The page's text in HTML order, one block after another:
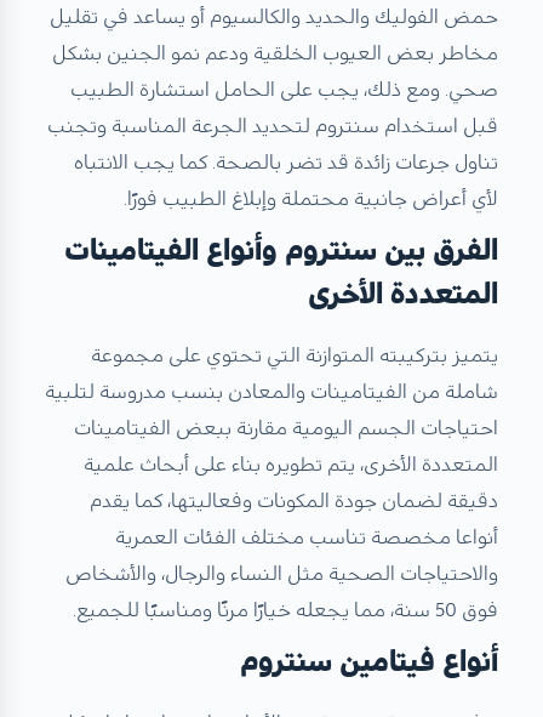
حمض الفوليك والحديد والكالسيوم أو يساعد في تقليل
مخاطر بعض العيوب الخلقية ودعم نمو الجنين بشكل
صحي. ومع ذلك، يجب على الحامل استشارة الطبيب
قبل استخدام سنتروم لتحديد الجرعة المناسبة وتجنب
تناول جرعات زائدة قد تضر بالصحة. كما يجب الانتباه
لأي أعراض جانبية محتملة وإبلاغ الطبيب فورًا.
الفرق بين سنتروم وأنواع الفيتامينات
المتعددة الأخرى
يتميز بتركيبته المتوازنة التي تحتوي على مجموعة
شاملة من الفيتامينات والمعادن بنسب مدروسة لتلبية
احتياجات الجسم اليومية مقارنة ببعض الفيتامينات
المتعددة الأخرى، يتم تطويره بناء على أبحاث علمية
دقيقة لضمان جودة المكونات وفعاليتها، كما يقدم
أنواعا مخصصة تناسب مختلف الفئات العمرية
والاحتياجات الصحية مثل النساء والرجال، والأشخاص
فوق 50 سنة، مما يجعله خيارًا مرنًا ومناسبًا للجميع.
أنواع فيتامين سنتروم